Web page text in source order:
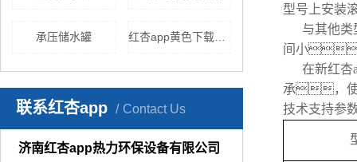
承压储水罐 红杏app黄色下载机组价格
联系红杏app Contact Us
济南红杏app热力环保设备有限公司
型号上安
与其他
间小
在新红
承，使
技术支持参